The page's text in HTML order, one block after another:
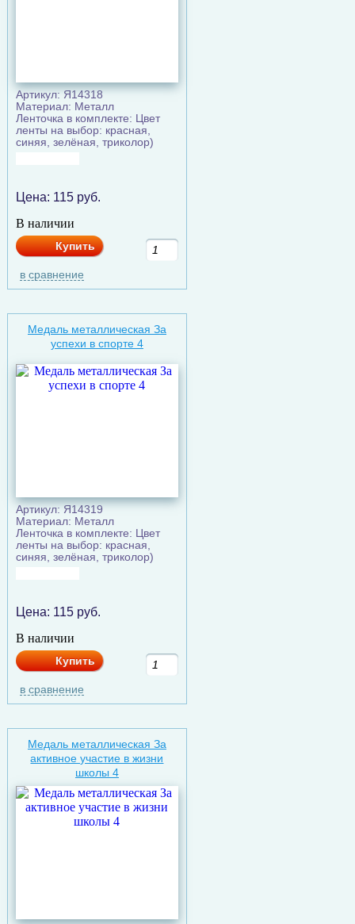
Артикул: Я14318
Материал: Металл
Ленточка в комплекте: Цвет
ленты на выбор: красная,
синяя, зелёная, триколор)
Цена: 115руб.
В наличии
Купить
в сравнение
Медаль металлическая За
успехи в спорте 4
Артикул: Я14319
Материал: Металл
Ленточка в комплекте: Цвет
ленты на выбор: красная,
синяя, зелёная, триколор)
Цена: 115руб.
В наличии
Купить
в сравнение
Медаль металлическая За
активное участие в жизни
школы 4